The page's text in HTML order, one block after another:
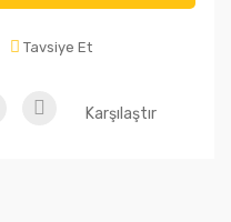
Tavsiye Et
Karşılaştır